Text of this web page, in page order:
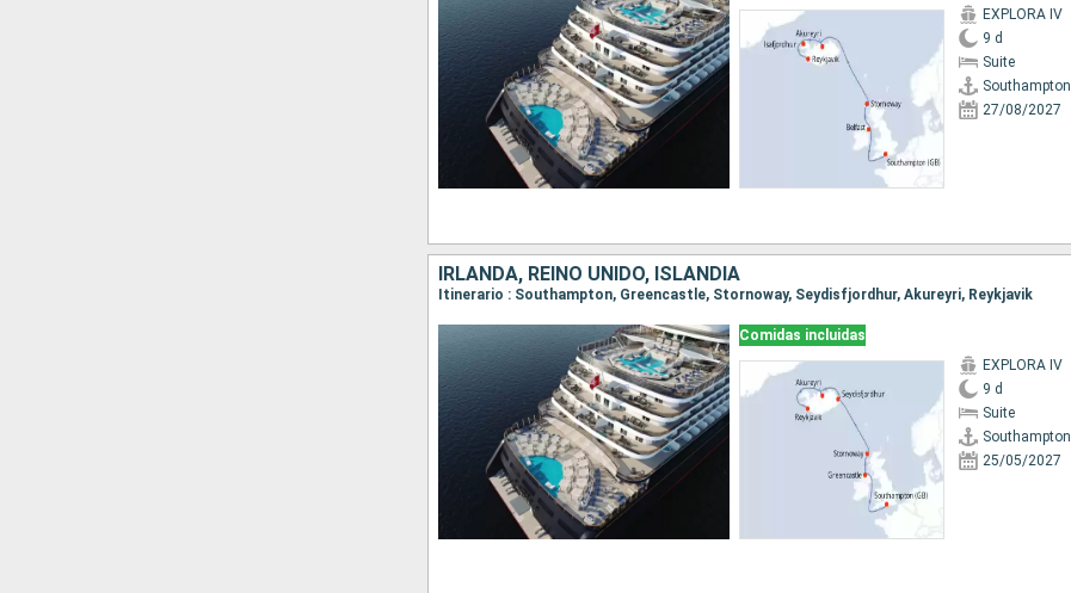
EXPLORA IV
9 d
Suite
Southampton
27/08/2027
IRLANDA, REINO UNIDO, ISLANDIA
Itinerario : Southampton, Greencastle, Stornoway, Seydisfjordhur, Akureyri, Reykjavik
Comidas incluidas
EXPLORA IV
9 d
Suite
Southampton
25/05/2027